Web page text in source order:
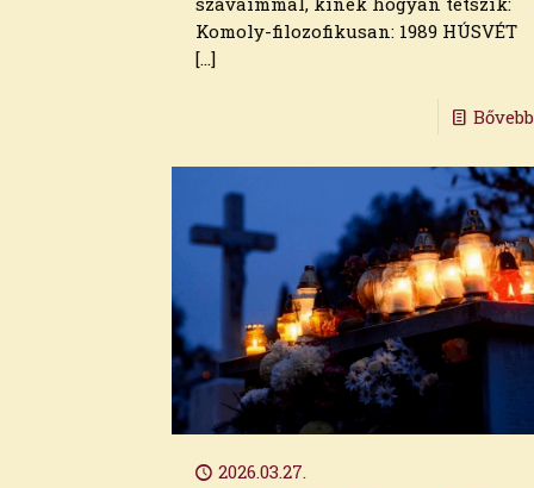
Komoly-filozofikusan: 1989 HÚSVÉT
[…]
2026.03.27.
2025. június
2025. május
2025. április
2024. december
2024. november
2024. október
2024. szeptember
2024. augusztus
2024. július
2024. június
2024. május
2024. április
2024. március
2024. január